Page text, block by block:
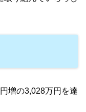
増の3,028万円を達